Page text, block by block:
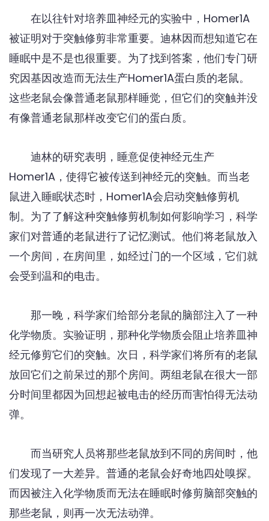
在以往针对培养皿神经元的实验中，Homer1A
被证明对于突触修剪非常重要。迪林因而想知道它在
睡眠中是不是也很重要。为了找到答案，他们专门研
究因基因改造而无法生产Homer1A蛋白质的老鼠。
这些老鼠会像普通老鼠那样睡觉，但它们的突触并没
有像普通老鼠那样改变它们的蛋白质。
迪林的研究表明，睡意促使神经元生产
Homer1A，使得它被传送到神经元的突触。而当老
鼠进入睡眠状态时，Homer1A会启动突触修剪机
制。为了了解这种突触修剪机制如何影响学习，科学
家们对普通的老鼠进行了记忆测试。他们将老鼠放入
一个房间，在房间里，如经过门的一个区域，它们就
会受到温和的电击。
那一晚，科学家们给部分老鼠的脑部注入了一种
化学物质。实验证明，那种化学物质会阻止培养皿神
经元修剪它们的突触。次日，科学家们将所有的老鼠
放回它们之前呆过的那个房间。两组老鼠在很大一部
分时间里都因为回想起被电击的经历而害怕得无法动
弹。
而当研究人员将那些老鼠放到不同的房间时，他
们发现了一大差异。普通的老鼠会好奇地四处嗅探。
而因被注入化学物质而无法在睡眠时修剪脑部突触的
那些老鼠，则再一次无法动弹。